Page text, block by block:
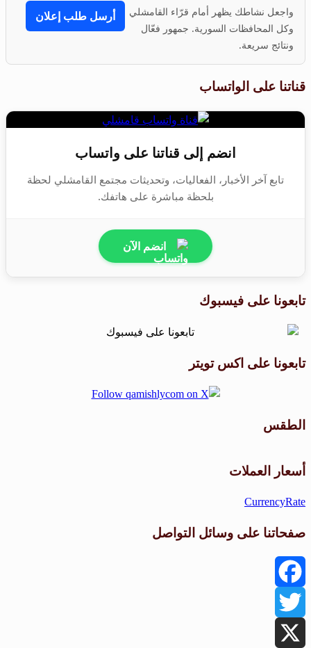
واجعل نشاطك يظهر أمام قرّاء القامشلي
وكل المحافظات السورية. جمهور فعّال
ونتائج سريعة.
أرسل طلب إعلان
قناتنا على الواتساب
انضم إلى قناتنا على واتساب
تابع آخر الأخبار، الفعاليات، وتحديثات مجتمع القامشلي لحظة
بلحظة مباشرة على هاتفك.
انضم الآن
تابعونا على فيسبوك
تابعونا على اكس تويتر
الطقس
أسعار العملات
CurrencyRate
صفحاتنا على وسائل التواصل
Facebook
Twitter